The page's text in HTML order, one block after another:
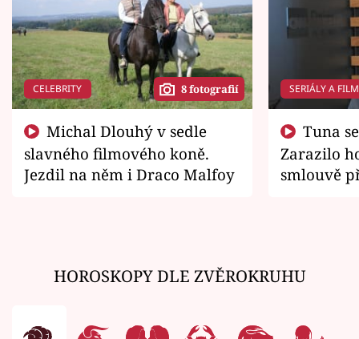
CELEBRITY 8 fotografií
slavného filmového koně.
Jezdil na něm i Draco Malfoy
SERIÁLY A
Zarazilo
smlouvě
HOROSKOPY DLE ZVĚROKRUHU